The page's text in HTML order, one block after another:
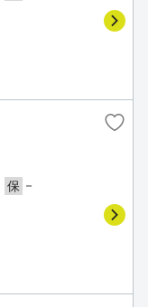
保 －